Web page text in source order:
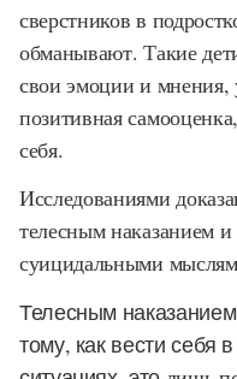
сверстников в
обманывают. Такие
свои эмоции и мнения,
позитивная
себя.
Исследованиями
телесным наказанием
суицидальными
Телесным
тому, как вести себя